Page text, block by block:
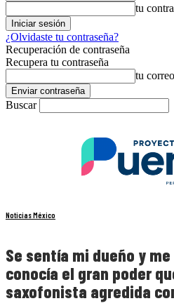
tu
¿Olvidaste tu contraseña?
Recuperación de contraseña
Recupera tu contraseña
tu
Buscar
Noticias México
Se sentía mi dueño y
conocía el gran poder
saxofonista agredida